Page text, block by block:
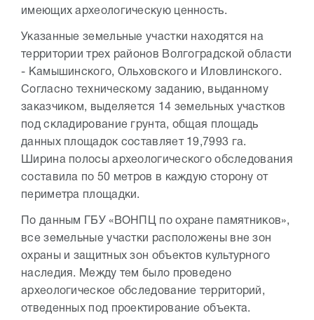
имеющих археологическую ценность.
Указанные земельные участки находятся на
территории трех районов Волгоградской области
- Камышинского, Ольховского и Иловлинского.
Согласно техническому заданию, выданному
заказчиком, выделяется 14 земельных участков
под складирование грунта, общая площадь
данных площадок составляет 19,7993 га.
Ширина полосы археологического обследования
составила по 50 метров в каждую сторону от
периметра площадки.
По данным ГБУ «ВОНПЦ по охране памятников»,
все земельные участки расположены вне зон
охраны и защитных зон объектов культурного
наследия. Между тем было проведено
археологическое обследование территорий,
отведенных под проектирование объекта.